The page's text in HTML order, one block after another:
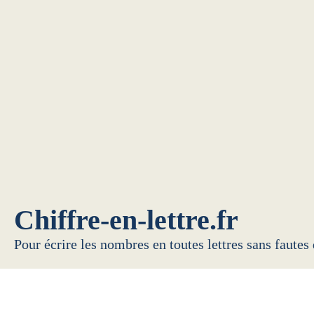
Chiffre-en-lettre.fr
Pour écrire les nombres en toutes lettres sans